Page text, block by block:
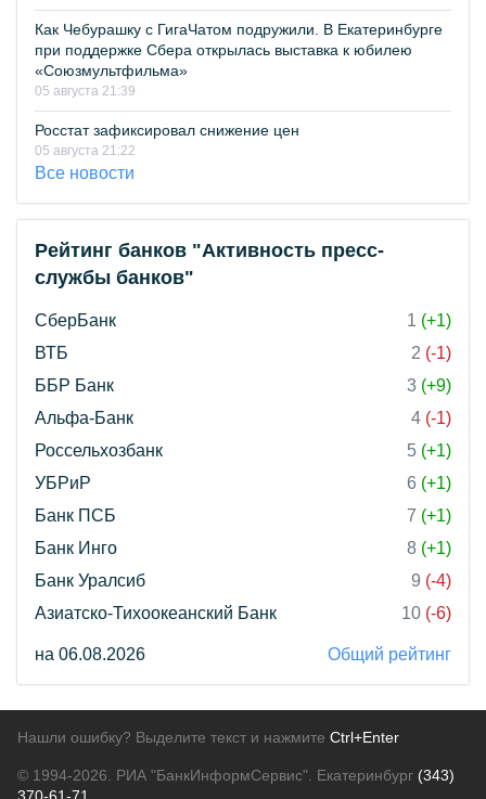
Как Чебурашку с ГигаЧатом подружили. В Екатеринбурге
при поддержке Сбера открылась выставка к юбилею
«Союзмультфильма»
05 августа 21:39
Росстат зафиксировал снижение цен
05 августа 21:22
Все новости
Рейтинг банков "Активность пресс-
службы банков"
СберБанк 1 (+1)
ВТБ
2 (-1)
ББР Банк
3 (+9)
Альфа-Банк
4 (-1)
Россельхозбанк
5 (+1)
УБРиР
6 (+1)
Банк ПСБ
7 (+1)
Банк Инго
8 (+1)
Банк Уралсиб
9 (-4)
Азиатско-Тихоокеанский Банк
10 (-6)
на 06.08.2026 Общий рейтинг
Нашли ошибку? Выделите текст и нажмите Ctrl+Enter
© 1994-2026. РИА "БанкИнформСервис". Екатеринбург (343)